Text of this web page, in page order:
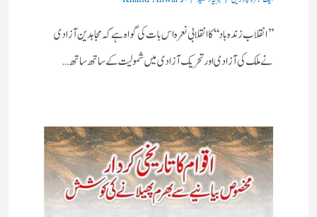
’’انقلاب زندہ باد‘‘کا انقلابی نعرہ اس بات کی گواہ ہے کہ مجاہدین آزادی
نے ملک کی آزادی اور تحریک آزادی میں شمولیت کے ساتھ ساتھ…